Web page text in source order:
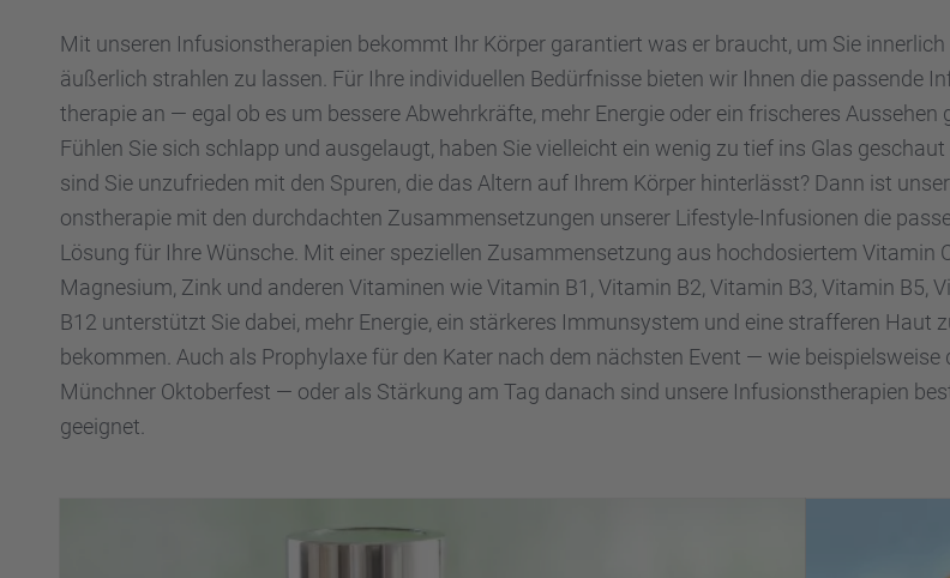
Mit unseren Infusi­ons­the­ra­pien bekommt Ihr Körper garan­tiert was er braucht, um Sie inner­lich
äußer­lich strah­len zu lassen. Für Ihre indivi­du­el­len Bedürf­nisse bieten wir Ihnen die passende
the­ra­pie an — egal ob es um bessere Abwehr­kräfte, mehr Energie oder ein frische­res Ausse­hen
Fühlen Sie sich schlapp und ausge­laugt, haben Sie vielleicht ein wenig zu tief ins Glas geschaut
sind Sie unzufrie­den mit den Spuren, die das Altern auf Ihrem Körper hinter­lässt? Dann ist
ons­the­ra­pie mit den durch­dach­ten Zusam­men­set­zun­gen unserer Lifestyle-Infusio­nen die
Lösung für Ihre Wünsche. Mit einer spezi­el­len Zusam­men­set­zung aus hochdo­sier­tem Vitamin
Magne­sium, Zink und anderen Vitami­nen wie Vitamin B1, Vitamin B2, Vitamin B3, Vitamin B5,
B12 unter­stützt Sie dabei, mehr Energie, ein stärke­res Immun­sys­tem und eine straf­fe­ren Haut
bekom­men. Auch als Prophy­laxe für den Kater nach dem nächs­ten Event — wie beispiels­weise
Münch­ner Oktober­fest — oder als Stärkung am Tag danach sind unsere Infusi­ons­the­ra­pien
geeig­net.